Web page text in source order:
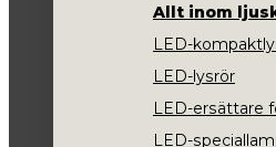
Allt inom
LED-
LED-lysrör
LED-ersättare
LED-